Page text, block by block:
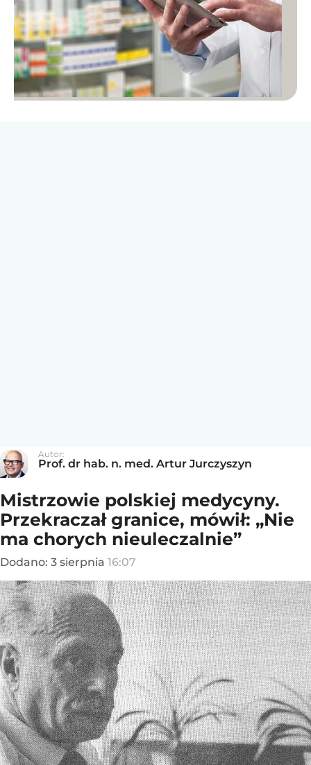
Autor:
Prof. dr hab. n. med. Artur Jurczyszyn
Mistrzowie polskiej medycyny.
Przekraczał granice, mówił: „Nie
ma chorych nieuleczalnie”
Dodano: 3 sierpnia 16:07